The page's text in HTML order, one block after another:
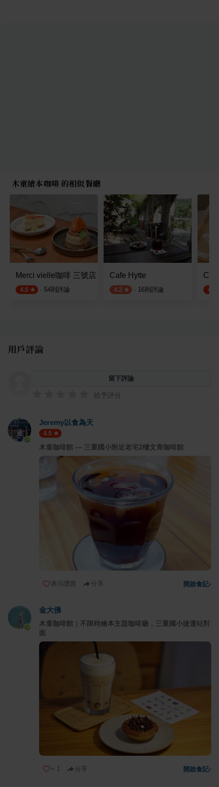
木童繪本咖啡 的相似餐廳
Merci vielle咖啡 三號店
4.5 · 54則評論
Cafe Hytte
4.2 · 16則評論 4.5
用戶評論
留下評論
給予評分
Jeremy以食為天
4.5
木童咖啡館 — 三重國小附近老宅2樓文青咖啡館
表示讚賞 分享 開啟食記›
金大佛
木童咖啡館｜不限時繪本主題咖啡廳，三重國小捷運站對
面
+ 1 分享 開啟食記›